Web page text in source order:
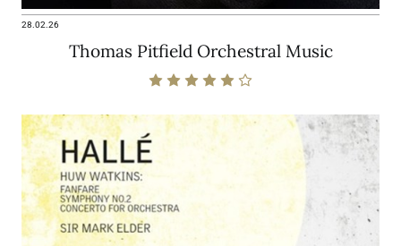
28.02.26
Thomas Pitfield Orchestral Music